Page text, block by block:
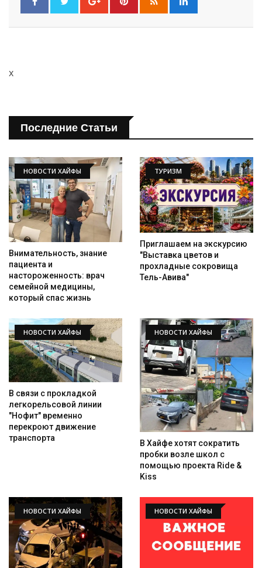
x
Последние Статьи
НОВОСТИ ХАЙФЫ
Внимательность, знание
пациента и
настороженность: врач
семейной медицины,
который спас жизнь
ТУРИЗМ
Приглашаем на экскурсию
"Выставка цветов и
прохладные сокровища
Тель-Авива"
НОВОСТИ ХАЙФЫ
В связи с прокладкой
легкорельсовой линии
"Нофит" временно
перекроют движение
транспорта
НОВОСТИ ХАЙФЫ
В Хайфе хотят сократить
пробки возле школ с
помощью проекта Ride &
Kiss
НОВОСТИ ХАЙФЫ НОВОСТИ ХАЙФЫ